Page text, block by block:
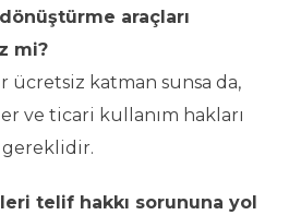
araçları
mi?
ücretsiz katman sunsa da,
ve ticari kullanım hakları
gereklidir.
telif hakkı sorununa yol